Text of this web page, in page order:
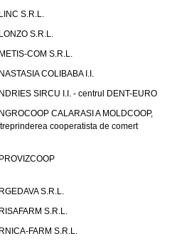
S.R.L.
S.R.L.
COM S.R.L.
COLIBABA I.I.
SIRCU I.I. - centrul DENT-EURO
CALARASI A MOLDCOOP,
cooperatista de comert
S.R.L.
S.R.L.
FARM S.R.L.